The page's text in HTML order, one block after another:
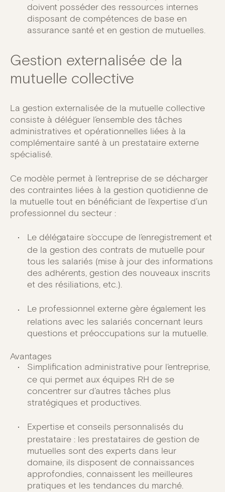
doivent posséder des ressources internes
disposant de compétences de base en
assurance santé et en gestion de mutuelles.
Gestion externalisée de la
mutuelle collective
La gestion externalisée de la mutuelle collective
consiste à déléguer l’ensemble des tâches
administratives et opérationnelles liées à la
complémentaire santé à un prestataire externe
spécialisé.
Ce modèle permet à l’entreprise de se décharger
des contraintes liées à la gestion quotidienne de
la mutuelle tout en bénéficiant de l’expertise d’un
professionnel du secteur :
Le délégataire s’occupe de l’enregistrement et
de la gestion des contrats de mutuelle pour
tous les salariés (mise à jour des informations
des adhérents, gestion des nouveaux inscrits
et des résiliations, etc.).
Le professionnel externe gère également les
relations avec les salariés concernant leurs
questions et préoccupations sur la mutuelle.
Avantages
Simplification administrative pour l’entreprise,
ce qui permet aux équipes RH de se
concentrer sur d’autres tâches plus
stratégiques et productives.
Expertise et conseils personnalisés du
prestataire : les prestataires de gestion de
mutuelles sont des experts dans leur
domaine, ils disposent de connaissances
approfondies, connaissent les meilleures
pratiques et les tendances du marché.